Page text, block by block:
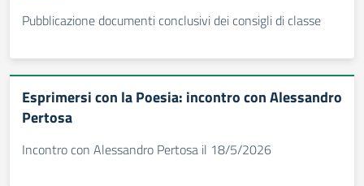
Pubblicazione documenti conclusivi dei consigli di classe
Esprimersi con la Poesia: incontro con Alessandro
Pertosa
Incontro con Alessandro Pertosa il 18/5/2026